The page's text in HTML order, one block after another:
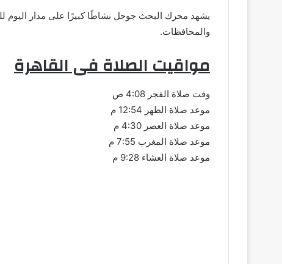
والمحافظات.
مواقيت الصلاة فى القاهرة
وقت صلاة الفجر 4:08 ص
موعد صلاة الظهر 12:54 م
موعد صلاة العصر 4:30 م
موعد صلاة المغرب 7:55 م
موعد صلاة العشاء 9:28 م